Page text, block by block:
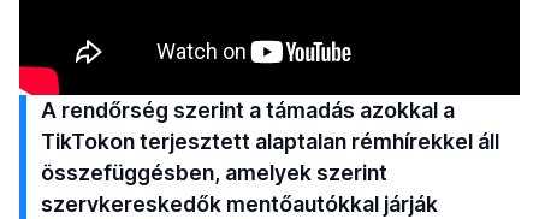
A rendőrség szerint a támadás azokkal a
TikTokon terjesztett alaptalan rémhírekkel áll
összefüggésben, amelyek szerint
szervkereskedők mentőautókkal járják